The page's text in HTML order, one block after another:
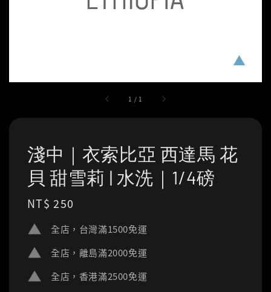
1 / 1
淺中｜衣索比亞 西達馬 花
貝 甜雪莉 | 水洗｜1/4磅
Regular
NT$ 250
全店，台灣滿1500免運
全店，離島滿2000免運
全店，香港滿2500免運